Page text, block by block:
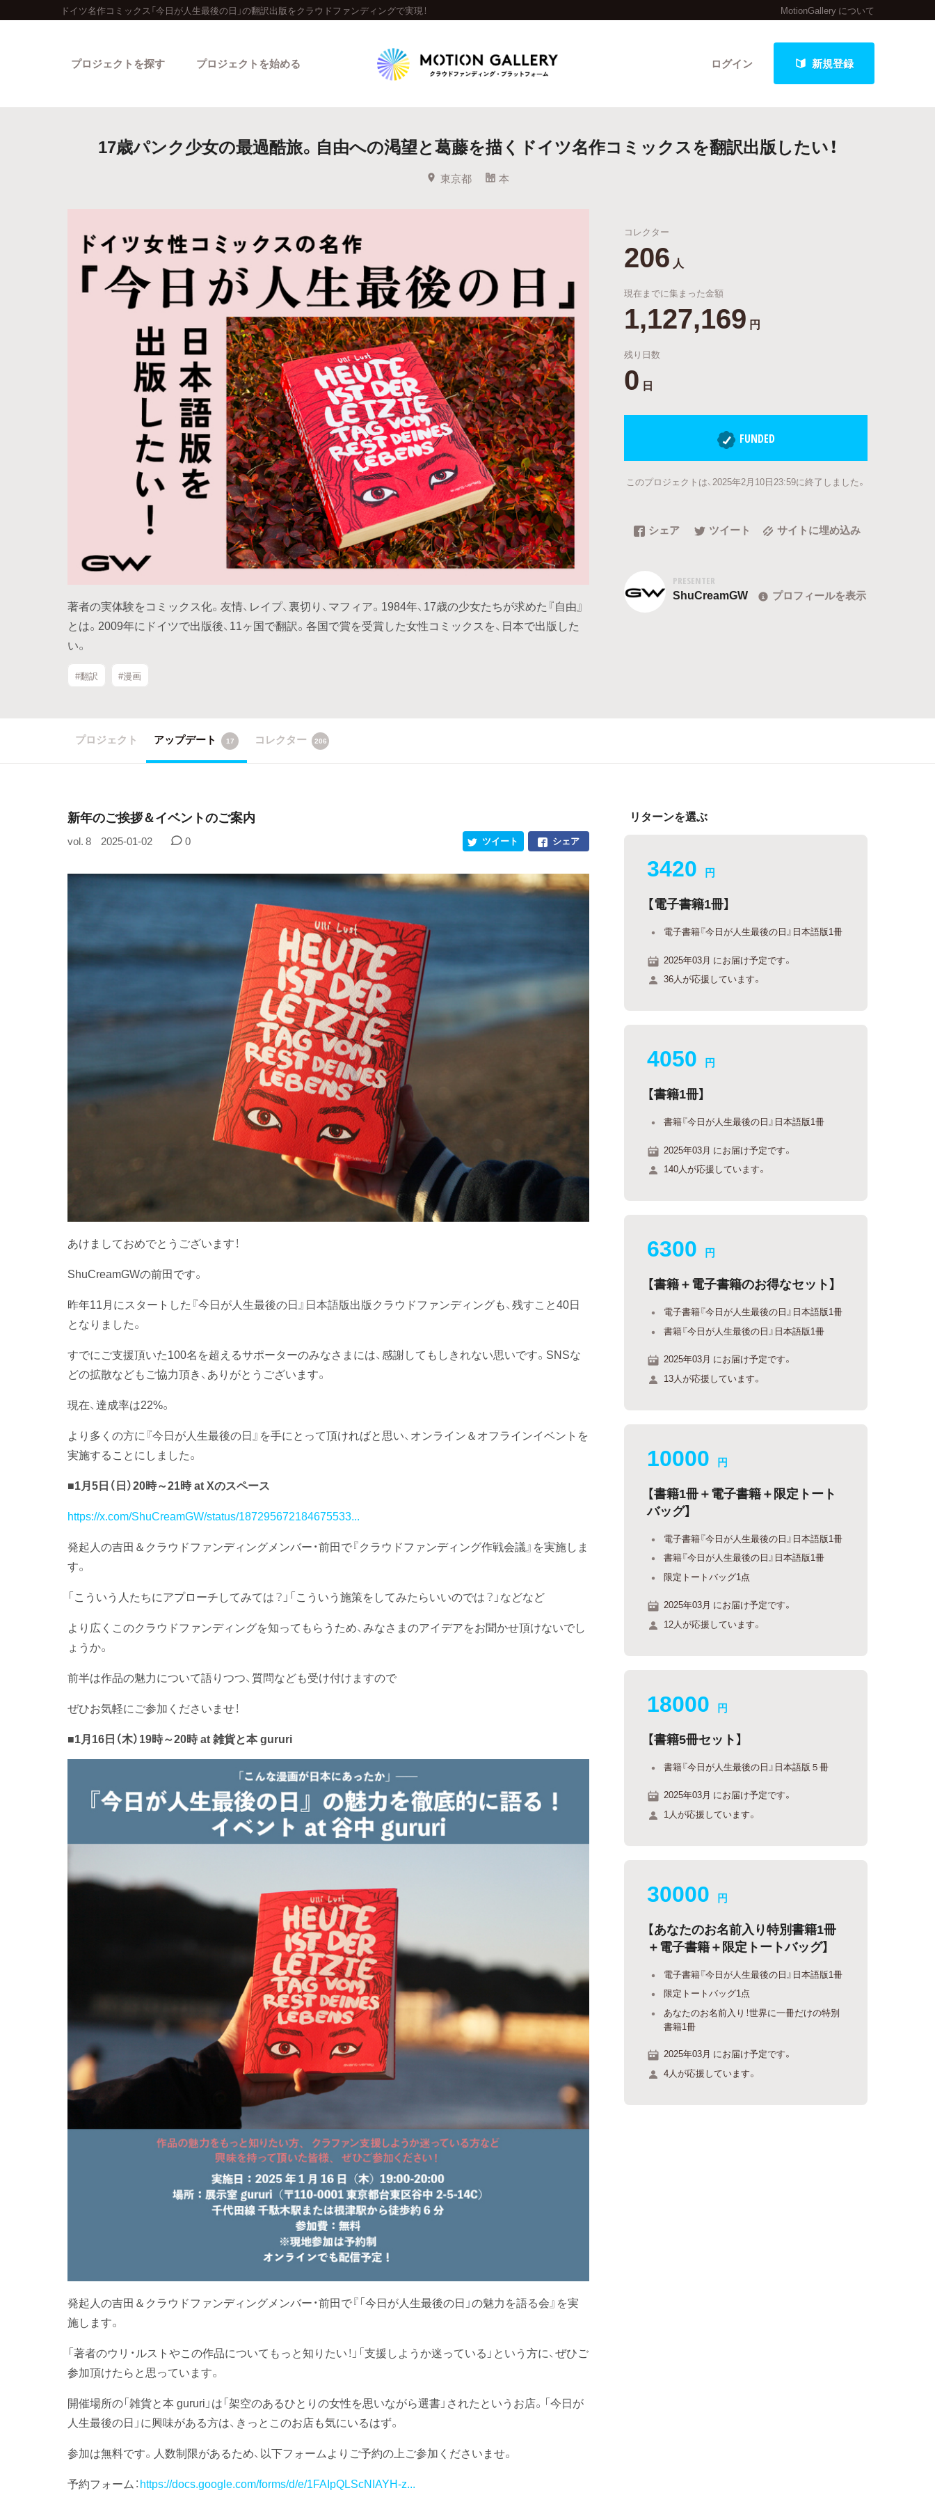
ドイツ名作コミックス「今日が人生最後の日」の翻訳出版をクラウドファンディングで実現！ MotionGallery について
ログイン 新規登録
プロジェクトを探す
人気のプロジェクト 新着プロジェクト 終了間近のプロジェクト
カテゴリーから探す タグから探す 最新進捗報告から探す
Legendary
最新達成プロジェクト 調達額が大きいプロジェクト
プロジェクトを始める
17歳パンク少女の最過酷旅。自由への渇望と葛藤を描くドイツ名作コミックスを翻訳出版したい！
東京都 本
著者の実体験をコミックス化。友情、レイプ、裏切り、マフィア。1984年、17歳の少女たちが求めた『自由』
とは。2009年にドイツで出版後、11ヶ国で翻訳。各国で賞を受賞した女性コミックスを、日本で出版した
い。
#翻訳 #漫画
コレクター
206 人
現在までに集まった金額
1,127,169 円
残り日数
0 日
FUNDED
このプロジェクトは、2025年2月10日23:59に終了しました。
シェア ツイート サイトに埋め込み
PRESENTER
ShuCreamGW プロフィールを表示
プロジェクト アップデート 17 コレクター 206
新年のご挨拶＆イベントのご案内
vol. 8 2025-01-02 0 シェア
ツイート
あけましておめでとうございます！
ShuCreamGWの前田です。
昨年11月にスタートした『今日が人生最後の日』日本語版出版クラウドファンディングも、残すこと40日
となりました。
すでにご支援頂いた100名を超えるサポーターのみなさまには、感謝してもしきれない思いです。SNSな
どの拡散などもご協力頂き、ありがとうございます。
現在、達成率は22%。
より多くの方に『今日が人生最後の日』を手にとって頂ければと思い、オンライン＆オフラインイベントを
実施することにしました。
■1月5日（日）20時～21時 at Xのスペース
https://x.com/ShuCreamGW/status/187295672184675533...
発起人の吉田＆クラウドファンディングメンバー・前田で『クラウドファンディング作戦会議』を実施しま
す。
「こういう人たちにアプローチしてみては？」「こういう施策をしてみたらいいのでは？」などなど
より広くこのクラウドファンディングを知ってもらうため、みなさまのアイデアをお聞かせ頂けないでし
ょうか。
前半は作品の魅力について語りつつ、質問なども受け付けますので
ぜひお気軽にご参加くださいませ！
■1月16日（木）19時～20時 at 雑貨と本 gururi
発起人の吉田＆クラウドファンディングメンバー・前田で『「今日が人生最後の日」の魅力を語る会』を実
施します。
「著者のウリ・ルストやこの作品についてもっと知りたい！」「支援しようか迷っている」という方に、ぜひご
参加頂けたらと思っています。
開催場所の「雑貨と本 gururi」は「架空のあるひとりの女性を思いながら選書」されたというお店。「今日が
人生最後の日」に興味がある方は、きっとこのお店も気にいるはず。
参加は無料です。人数制限があるため、以下フォームよりご予約の上ご参加くださいませ。
予約フォーム：https://docs.google.com/forms/d/e/1FAIpQLScNIAYH-z...
リターンを選ぶ
3420 円
【電子書籍1冊】
電子書籍『今日が人生最後の日』日本語版1冊
2025年03月 にお届け予定です。
36人が応援しています。
4050 円
【書籍1冊】
書籍『今日が人生最後の日』日本語版1冊
2025年03月 にお届け予定です。
140人が応援しています。
6300 円
【書籍＋電子書籍のお得なセット】
電子書籍『今日が人生最後の日』日本語版1冊
書籍『今日が人生最後の日』日本語版1冊
2025年03月 にお届け予定です。
13人が応援しています。
10000 円
【書籍1冊＋電子書籍＋限定トート
バッグ】
電子書籍『今日が人生最後の日』日本語版1冊
書籍『今日が人生最後の日』日本語版1冊
限定トートバッグ1点
2025年03月 にお届け予定です。
12人が応援しています。
18000 円
【書籍5冊セット】
書籍『今日が人生最後の日』日本語版５冊
2025年03月 にお届け予定です。
1人が応援しています。
30000 円
【あなたのお名前入り特別書籍1冊
＋電子書籍＋限定トートバッグ】
電子書籍『今日が人生最後の日』日本語版1冊
限定トートバッグ1点
あなたのお名前入り！世界に一冊だけの特別
書籍1冊
2025年03月 にお届け予定です。
4人が応援しています。